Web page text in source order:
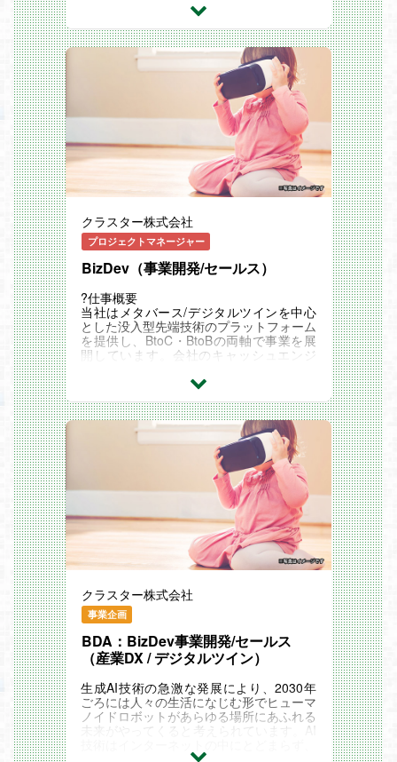
プライズ企業の課題を起点に、テクノロジ
ーを活用した新しい価値創出を行う課題解
決型の事業開発およびソリューションセー
ルスを推進しています。
近年、メタバースは単なるエンタメ用途を
超え、製造・建築・不動産・教育・自治体
など、幅広い領域で「実利を伴うDXツー
ル」として活用が進んでいます。
本ポジションでは、メタバース/デジタル
ツイン/生成AI/リアルタイム3D技術を武器
に、顧客のビジネスを構造化し、企画立案
から提案、受注、プロダクトへのフィード
バックまでを一貫して担います。
?業務内容
使した解決策の提示からプロジェクト完遂
までをリードします。
- 戦略提案
- ナショナルクライアントへの新規開拓お
よび深耕。
- メタバース/XR活用のROI・実現可能性
を整理し、コンサルティング視点で企画を
立案。
- プロジェクト推進
- 社内のディレクター・CG・テクニカル
- 決裁者へのプレゼンテーション・資料作
成、および契約交渉・合意形成を牽引。
- 事業開発・FB
- 受注後のプロジェクトオーナーを、ディ
レクターに連携しスムーズな制作進行への
- 現場のニーズを開発・マネージャーへ還
元し、新機能開発やプロダクト改善を推
【具体的なプロジェクト例】
- 産業DX：製造業・建築現場におけるデジ
タルツインを活用したデザインレビューや
施設管理や技術継承
ラミング教材としての教育ツール、バーチ
ャルキャンパス
- 自治体：地方創生・観光PR施策
- コミュニケーション：MZ世代向けのコ
ミュニケーションコンテンツ及びプロモー
ション
※現場プランナーの生の声については、
[「プランナーの仕事を徹底解剖！現場の
リアルな話を聞いてみた」](https://note.c
om/cluster_official/n/n744eab7ee4b3)も
クラスター株式会社
プロジェクトマネージャー
BizDev（事業開発/セールス）
?仕事概要
当社はメタバース/デジタルツインを中心
とした没入型先端技術のプラットフォーム
を提供し、BtoC・BtoBの両軸で事業を展
開しています。会社のキャッシュエンジ
プライズ企業の課題を起点に、テクノロジ
ーを活用した新しい価値創出を行う課題解
決型の事業開発およびソリューションセー
ルスを推進しています。
近年、メタバースは単なるエンタメ用途を
超え、製造・建築・不動産・教育・自治体
など、幅広い領域で「実利を伴うDXツー
ル」として活用が進んでいます。
本ポジションでは、メタバース/デジタル
ツイン/生成AI/リアルタイム3D技術を武器
に、顧客のビジネスを構造化し、企画立案
から提案、受注、プロダクトへのフィード
バックまでを一貫して担います。
?業務内容
使した解決策の提示からプロジェクト完遂
までをリードします。
戦略提案
ナショナルクライアントへの新規開拓およ
び深耕。
メタバース/XR活用のROI・実現可能性を
整理し、コンサルティング視点で企画を立
案。
プロジェクト推進
社内のディレクター・CG・テクニカルア
クラスター株式会社
事業企画
BDA：BizDev事業開発/セールス
（産業DX / デジタルツイン）
生成AI技術の急激な発展により、2030年
ごろには人々の生活になじむ形でヒューマ
ノイドロボットがあらゆる場所にあふれる
未来がやってくると考えられています。AI